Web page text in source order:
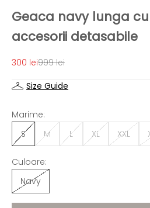
Geaca navy lunga cu
accesorii detasabile
Preț redus
300 leiPreț normal
999 lei
Size Guide
Marime:
S
M L XL XXL
Culoare:
Navy